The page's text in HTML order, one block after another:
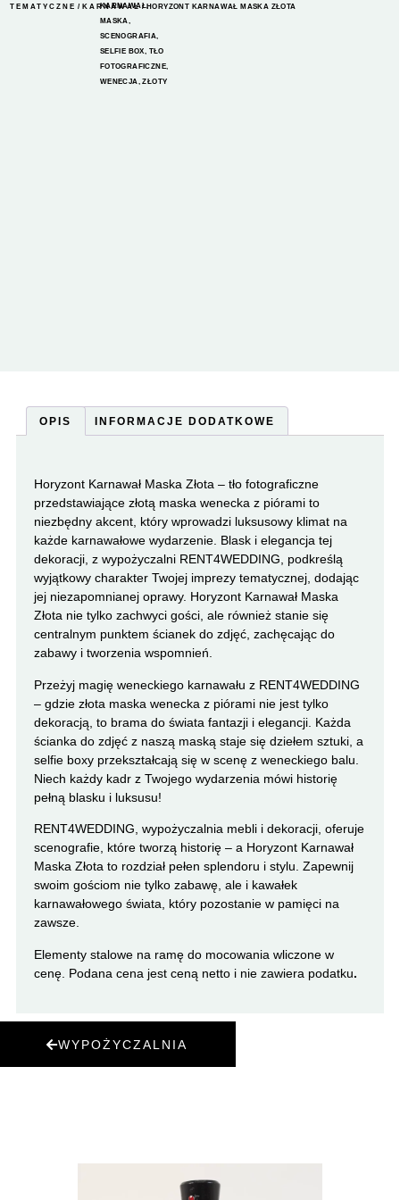
KARNAWAŁ ,
MASKA
SCENOGRAFIA
SELFIE BOX
TŁO
FOTOGRAFICZNE,
WENECJA
,ZŁOTY
TEMATYCZNE / KARNAWAŁ/ HORYZONT KARNAWAŁ MASKA ZŁOTA
OPIS INFORMACJE DODATKOWE
Horyzont Karnawał Maska Złota – tło fotograficzne
przedstawiające złotą maska wenecka z piórami to
niezbędny akcent, który wprowadzi luksusowy klimat na
każde karnawałowe wydarzenie. Blask i elegancja tej
dekoracji, z wypożyczalni RENT4WEDDING, podkreślą
wyjątkowy charakter Twojej imprezy tematycznej, dodając
jej niezapomnianej oprawy. Horyzont Karnawał Maska
Złota nie tylko zachwyci gości, ale również stanie się
centralnym punktem ścianek do zdjęć, zachęcając do
zabawy i tworzenia wspomnień.
Przeżyj magię weneckiego karnawału z RENT4WEDDING
– gdzie złota maska wenecka z piórami nie jest tylko
dekoracją, to brama do świata fantazji i elegancji. Każda
ścianka do zdjęć z naszą maską staje się dziełem sztuki, a
selfie boxy przekształcają się w scenę z weneckiego balu.
Niech każdy kadr z Twojego wydarzenia mówi historię
pełną blasku i luksusu!
RENT4WEDDING, wypożyczalnia mebli i dekoracji, oferuje
scenografie, które tworzą historię – a Horyzont Karnawał
Maska Złota to rozdział pełen splendoru i stylu. Zapewnij
swoim gościom nie tylko zabawę, ale i kawałek
karnawałowego świata, który pozostanie w pamięci na
zawsze.
Elementy stalowe na ramę do mocowania wliczone w
cenę. Podana cena jest ceną netto i nie zawiera podatku.
WYPOŻYCZALNIA